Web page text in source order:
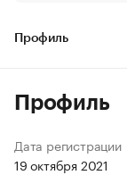
Профиль
Профиль
Дата регистрации
19 октября 2021